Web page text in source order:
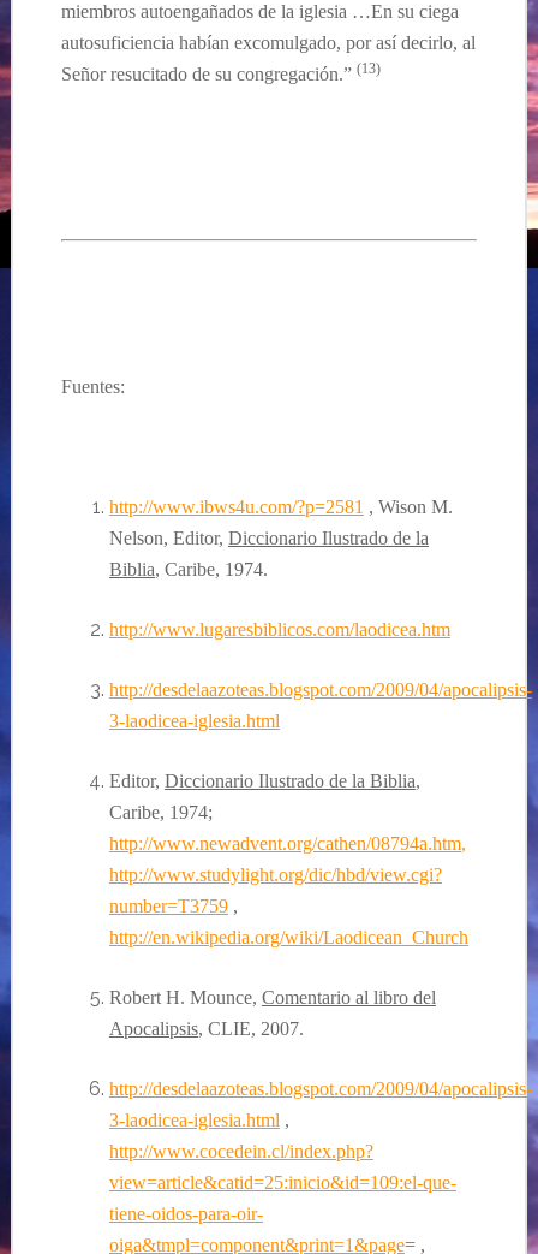
miembros autoengañados de la iglesia …En su ciega
autosuficiencia habían excomulgado, por así decirlo, al
Señor resucitado de su congregación.” (13)
Fuentes:
http://www.ibws4u.com/?p=2581 , Wison M.
Nelson, Editor, Diccionario Ilustrado de la
Biblia, Caribe, 1974.
http://www.lugaresbiblicos.com/laodicea.htm
http://desdelaazoteas.blogspot.com/2009/04/apocalipsis-
3-laodicea-iglesia.html
Editor, Diccionario Ilustrado de la Biblia,
Caribe, 1974;
http://www.newadvent.org/cathen/08794a.htm,
http://www.studylight.org/dic/hbd/view.cgi?
number=T3759,
http://en.wikipedia.org/wiki/Laodicean_Church
Robert H. Mounce, Comentario al libro del
Apocalipsis, CLIE, 2007.
http://desdelaazoteas.blogspot.com/2009/04/apocalipsis-
3-laodicea-iglesia.html ,
http://www.cocedein.cl/index.php?
view=article&catid=25:inicio&id=109:el-que-
tiene-oidos-para-oir-
oiga&tmpl=component&print=1&page= ,